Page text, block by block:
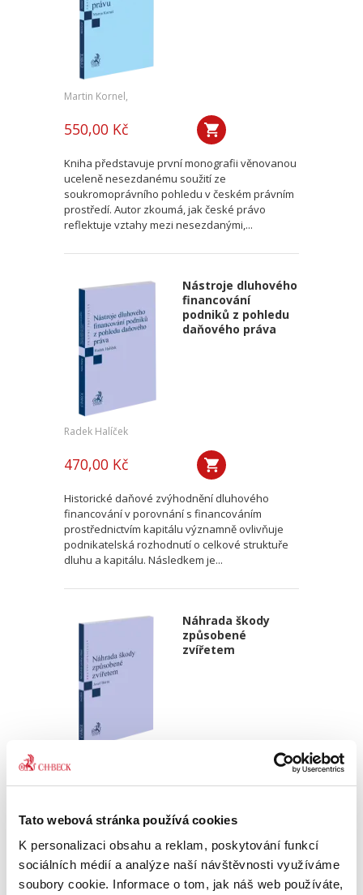
Tato webová stránka používá cookies
K personalizaci obsahu a reklam, poskytování funkcí
sociálních médií a analýze naší návštěvnosti využíváme
soubory cookie. Informace o tom, jak náš web používáte,
Martin Kornel,
550,00 Kč
Kniha představuje první monografii věnovanou
uceleně nesezdanému soužití ze
soukromoprávního pohledu v českém právním
prostředí. Autor zkoumá, jak české právo
reflektuje vztahy mezi nesezdanými,...
Nástroje dluhového
financování
podniků z pohledu
daňového práva
Radek Halíček
470,00 Kč
Historické daňové zvýhodnění dluhového
financování v porovnání s financováním
prostřednictvím kapitálu významně ovlivňuje
podnikatelská rozhodnutí o celkové struktuře
dluhu a kapitálu. Následkem je...
Náhrada škody
způsobené
zvířetem
Josef Bártů
povinnosti nahradit újmu způsobenou zvířetem
podle § 2933 až 2935 ObčZ. Nejde ale pouze o
ryzí teorii, v knize čtenář nalezne srozumitelná